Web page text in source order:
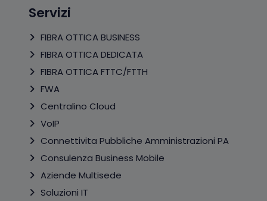
Servizi
FIBRA OTTICA BUSINESS
FIBRA OTTICA DEDICATA
FIBRA OTTICA FTTC/FTTH
FWA
Centralino Cloud
VoIP
Connettivita Pubbliche Amministrazioni PA
Consulenza Business Mobile
Aziende Multisede
Soluzioni IT